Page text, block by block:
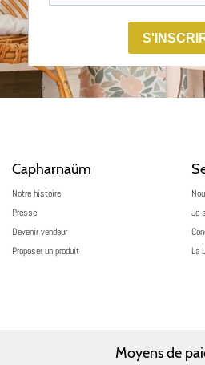
Capharnaüm
Notre histoire
Presse
Devenir vendeur
Proposer un produit
Je
La
Moyens de